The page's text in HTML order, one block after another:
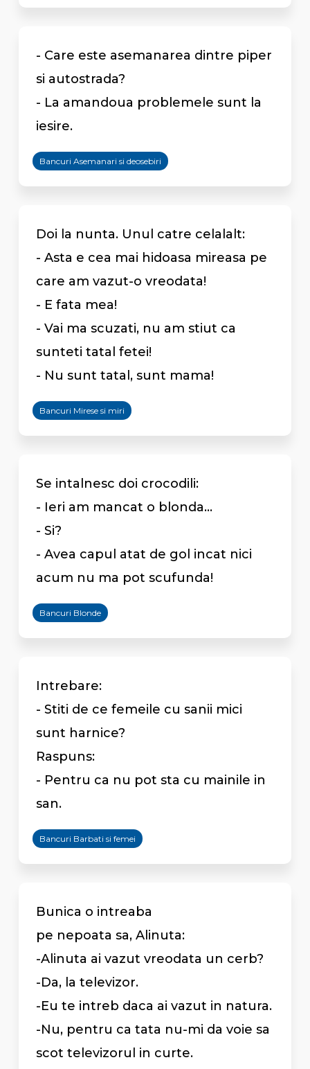
- Care este asemanarea dintre piper
si autostrada?
- La amandoua problemele sunt la
iesire.
Bancuri Asemanari si deosebiri
Doi la nunta. Unul catre celalalt:
- Asta e cea mai hidoasa mireasa pe
care am vazut-o vreodata!
- E fata mea!
- Vai ma scuzati, nu am stiut ca
sunteti tatal fetei!
- Nu sunt tatal, sunt mama!
Bancuri Mirese si miri
Se intalnesc doi crocodili:
- Ieri am mancat o blonda...
- Si?
- Avea capul atat de gol incat nici
acum nu ma pot scufunda!
Bancuri Blonde
Intrebare:
- Stiti de ce femeile cu sanii mici
sunt harnice?
Raspuns:
- Pentru ca nu pot sta cu mainile in
san.
Bancuri Barbati si femei
Bunica o intreaba
pe nepoata sa, Alinuta:
-Alinuta ai vazut vreodata un cerb?
-Da, la televizor.
-Eu te intreb daca ai vazut in natura.
-Nu, pentru ca tata nu-mi da voie sa
scot televizorul in curte.